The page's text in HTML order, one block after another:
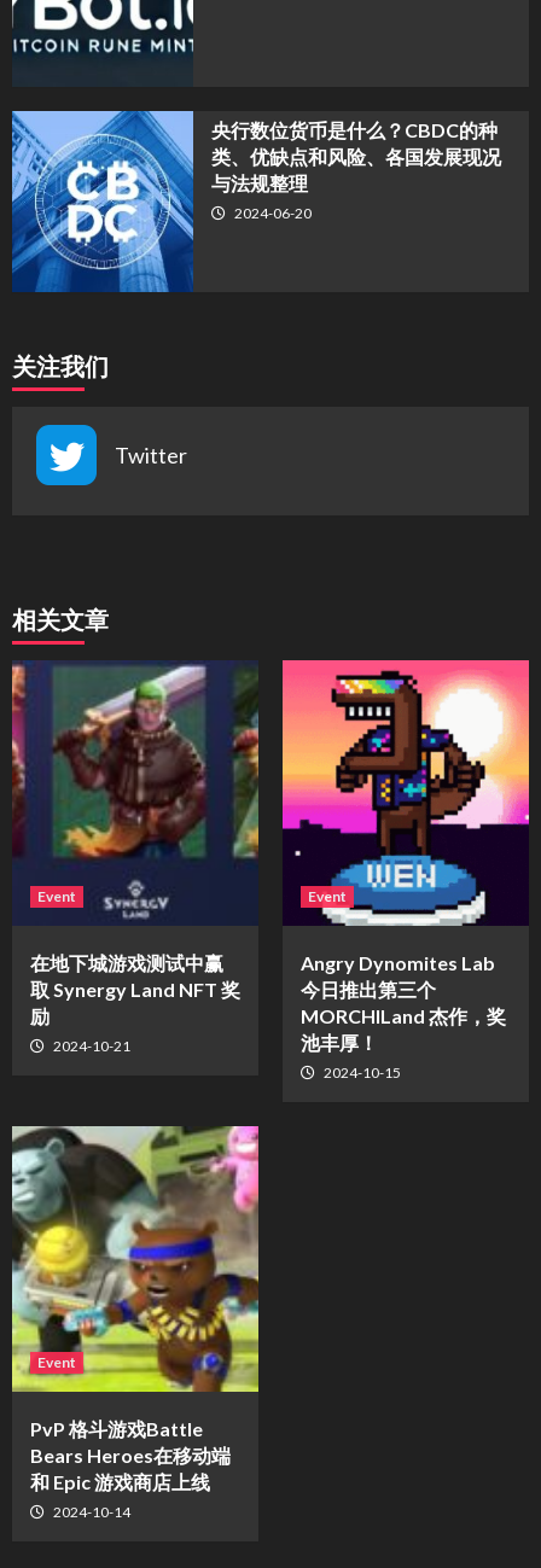
央行数位货币是什么？CBDC的种
类、优缺点和风险、各国发展现况
与法规整理
2024-06-20
关注我们
Twitter
相关文章
Event
在地下城游戏测试中赢
取 Synergy Land NFT 奖
励
2024-10-21
Event
Angry Dynomites Lab
今日推出第三个
MORCHILand 杰作，奖
池丰厚！
2024-10-15
Event
PvP 格斗游戏Battle
Bears Heroes在移动端
和 Epic 游戏商店上线
2024-10-14